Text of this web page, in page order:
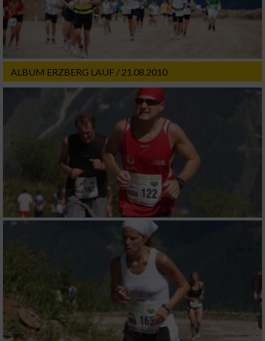
ALBUM ERZBERG LAUF / 21.08.2010